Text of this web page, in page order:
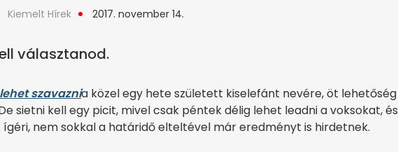
Kiemelt Hírek 2017. november 14.
választanod.
szavaznia közel egy hete született kiselefánt nevére, öt lehetőség
sietni kell egy picit, mivel csak péntek délig lehet leadni a voksokat, és
nem sokkal a határidő elteltével már eredményt is hirdetnek.